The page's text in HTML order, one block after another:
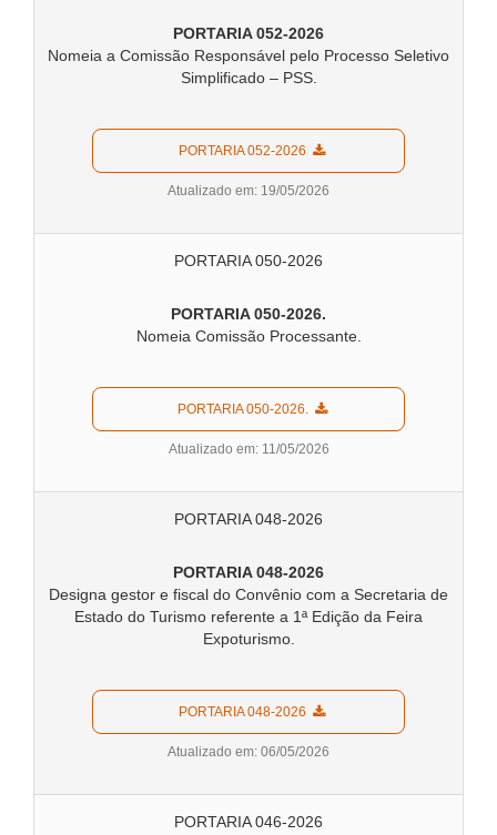
PORTARIA 052-2026
Nomeia a Comissão Responsável pelo Processo Seletivo
Simplificado – PSS.
  PORTARIA 052-2026
Atualizado em: 19/05/2026
PORTARIA 050-2026
PORTARIA 050-2026.
Nomeia Comissão Processante.
  PORTARIA 050-2026.
Atualizado em: 11/05/2026
PORTARIA 048-2026
PORTARIA 048-2026
Designa gestor e fiscal do Convênio com a Secretaria de
Estado do Turismo referente a 1ª Edição da Feira
Expoturismo.
  PORTARIA 048-2026
Atualizado em: 06/05/2026
PORTARIA 046-2026